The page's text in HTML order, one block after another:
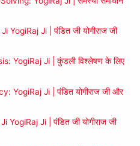
Ji | पंडित जी योगीराज जी
YogiRaj Ji | कुंडली विश्लेषण के लिए
YogiRaj Ji | पंडित योगीराज जी और
Ji | पंडित जी योगीराज जी